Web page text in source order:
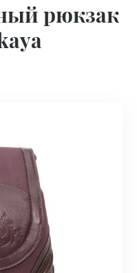
рюкзак